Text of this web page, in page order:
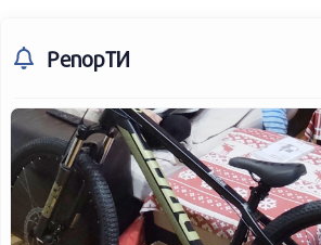
РепорТИ